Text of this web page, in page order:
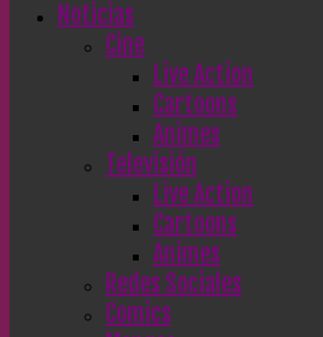
Noticias
Cine
Live Action
Cartoons
Animes
Televisión
Live Action
Cartoons
Animes
Redes Sociales
Comics